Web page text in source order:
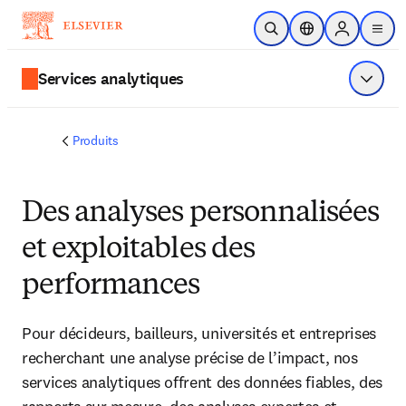
Passer au contenu principal
Ouvrir la recherche
Sélecteur de
Sign in to
menu
Services analytiques
Produits
Des analyses personnalisées
et exploitables des
performances
Pour décideurs, bailleurs, universités et entreprises
recherchant une analyse précise de l’impact, nos
services analytiques offrent des données fiables, des